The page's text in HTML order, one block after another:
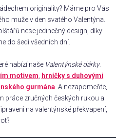
l
á
d
a
í
p
r
v
k
y
v
originality? Máme pro Vás
muže v den svatého Valentýna.
nese jedinečný design, díky
do šedi všedních dní.
nabízí naše Valentýnské dárky.
motivem
hrníčky s duhovými
gurmána . A nezapomeňte,
práce zručných českých rukou a
na valentýnské překvapení,